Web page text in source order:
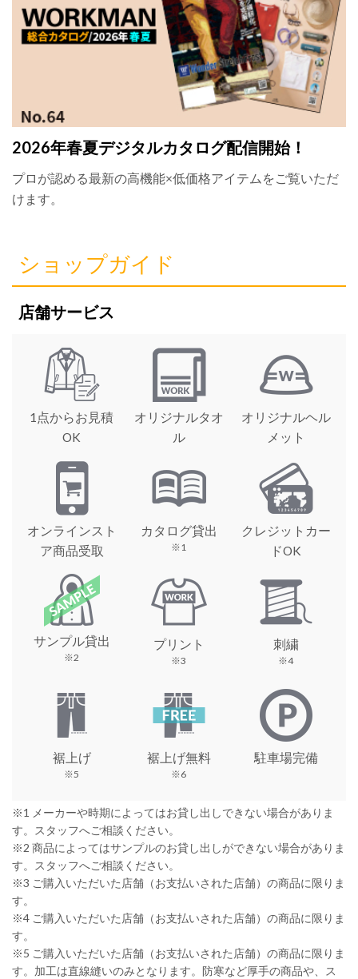
2026年春夏デジタルカタログ配信開始！
プロが認める最新の高機能×低価格アイテムをご覧いただ
けます。
ショップガイド
店舗サービス
1点からお見積
OK
オリジナルタオ
ル
オリジナルヘル
メット
オンラインスト
ア商品受取
カタログ貸出
※1
クレジットカー
ドOK
サンプル貸出
※2
プリント
※3
刺繍
※4
裾上げ
※5
裾上げ無料
※6
駐車場完備
※1 メーカーや時期によってはお貸し出しできない場合がありま
す。スタッフへご相談ください。
※2 商品によってはサンプルのお貸し出しができない場合がありま
す。スタッフへご相談ください。
※3 ご購入いただいた店舗（お支払いされた店舗）の商品に限りま
す。
※4 ご購入いただいた店舗（お支払いされた店舗）の商品に限りま
す。
※5 ご購入いただいた店舗（お支払いされた店舗）の商品に限りま
す。加工は直線縫いのみとなります。防寒など厚手の商品や、ス